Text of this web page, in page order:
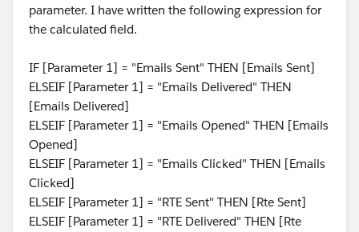
parameter. I have written the following expression for
the calculated field.
IF [Parameter 1] = "Emails Sent" THEN [Emails Sent]
ELSEIF [Parameter 1] = "Emails Delivered" THEN
[Emails Delivered]
ELSEIF [Parameter 1] = "Emails Opened" THEN [Emails
Opened]
ELSEIF [Parameter 1] = "Emails Clicked" THEN [Emails
Clicked]
ELSEIF [Parameter 1] = "RTE Sent" THEN [Rte Sent]
ELSEIF [Parameter 1] = "RTE Delivered" THEN [Rte